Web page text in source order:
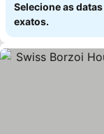
Selecione as
exatos.